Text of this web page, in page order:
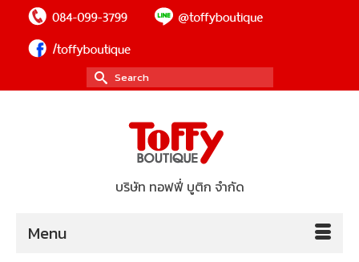
Search
for:
บริษัท ทอฟฟี่ บูติก จำกัด
Menu